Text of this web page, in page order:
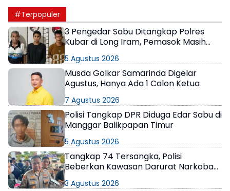
#Terpopuler
3 Pengedar Sabu Ditangkap Polres
Kubar di Long Iram, Pemasok Masih
5 Agustus 2026
Musda Golkar Samarinda Digelar
Agustus, Hanya Ada 1 Calon Ketua
7 Agustus 2026
Polisi Tangkap DPR Diduga Edar Sabu di
Manggar Balikpapan Timur
5 Agustus 2026
Tangkap 74 Tersangka, Polisi
Beberkan Kawasan Darurat Narkoba
3 Agustus 2026